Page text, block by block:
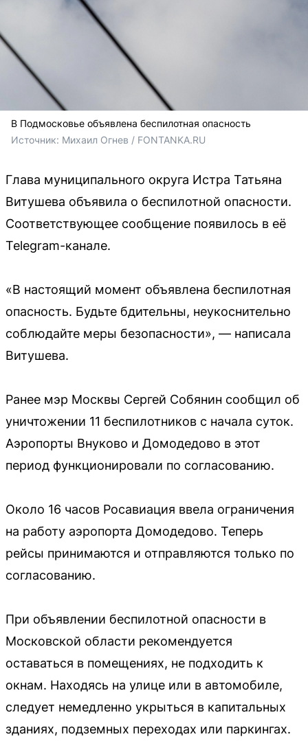
В Подмосковье объявлена беспилотная опасность
Источник: Михаил Огнев / FONTANKA.RU
Глава муниципального округа Истра Татьяна
Витушева объявила о беспилотной опасности.
Соответствующее сообщение появилось в её
Telegram-канале.
«В настоящий момент объявлена беспилотная
опасность. Будьте бдительны, неукоснительно
соблюдайте меры безопасности», — написала
Витушева.
Ранее мэр Москвы Сергей Собянин сообщил об
уничтожении 11 беспилотников с начала суток.
Аэропорты Внуково и Домодедово в этот
период функционировали по согласованию.
Около 16 часов Росавиация ввела ограничения
на работу аэропорта Домодедово. Теперь
рейсы принимаются и отправляются только по
согласованию.
При объявлении беспилотной опасности в
Московской области рекомендуется
оставаться в помещениях, не подходить к
окнам. Находясь на улице или в автомобиле,
следует немедленно укрыться в капитальных
зданиях, подземных переходах или паркингах.